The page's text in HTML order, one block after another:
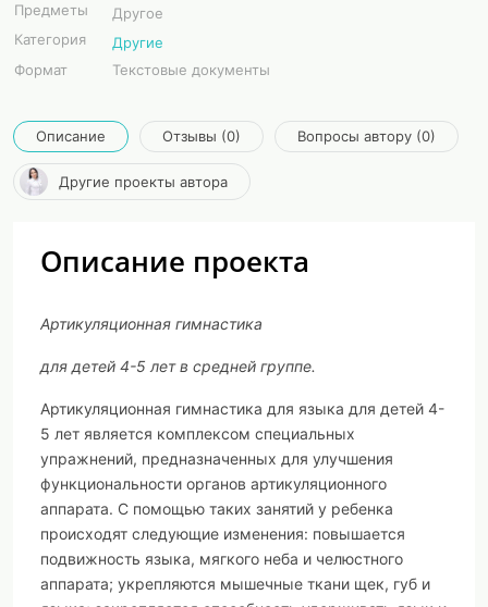
Предметы
Другое
Категория
Другие
Формат
Текстовые документы
Описание Отзывы (0) Вопросы автору (0)
Другие проекты автора
Описание проекта
Артикуляционная гимнастика
для детей 4-5 лет в средней группе.
Артикуляционная гимнастика для языка для детей 4-
5 лет является комплексом специальных
упражнений, предназначенных для улучшения
функциональности органов артикуляционного
аппарата. С помощью таких занятий у ребенка
происходят следующие изменения: повышается
подвижность языка, мягкого неба и челюстного
аппарата; укрепляются мышечные ткани щек, губ и